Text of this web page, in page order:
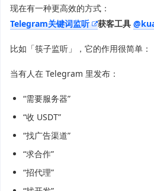
现在有一种更高效的方式：
Telegram关键词监听
获客工具
比如「筷子监听」，它的作用很简单：
当有人在 Telegram 里发布：
“需要服务器”
“收 USDT”
“找广告渠道”
“求合作”
“招代理”